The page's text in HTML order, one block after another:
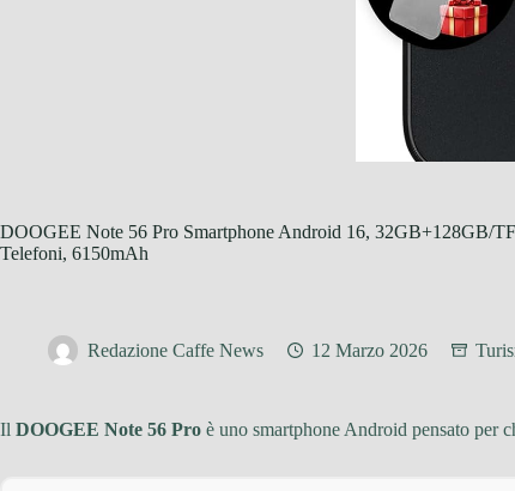
DOOGEE Note 56 Pro Smartphone Android 16, 32GB+128GB/
Telefoni, 6150mAh
Redazione Caffe News 12 Marzo 2026
Il DOOGEE Note 56 Pro è uno smartphone Android pensato per